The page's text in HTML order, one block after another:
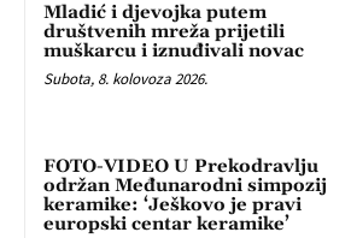
Mladić i djevojka putem
društvenih mreža prijetili
muškarcu i iznuđivali novac
Subota, 8. kolovoza 2026.
FOTO-VIDEO U Prekodravlju
održan Međunarodni simpozij
keramike: ‘Ješkovo je pravi
europski centar keramike’